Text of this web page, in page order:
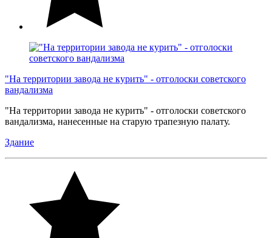
"На территории завода не курить" - отголоски советского
вандализма
"На территории завода не курить" - отголоски советского
вандализма, нанесенные на старую трапезную палату.
Здание